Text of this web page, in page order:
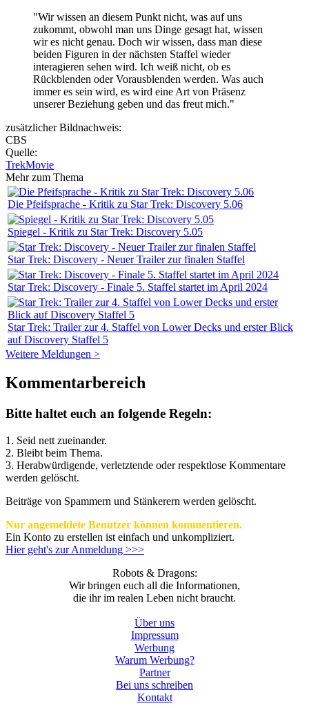
"Wir wissen an diesem Punkt nicht, was auf uns
zukommt, obwohl man uns Dinge gesagt hat, wissen
wir es nicht genau. Doch wir wissen, dass man diese
beiden Figuren in der nächsten Staffel wieder
interagieren sehen wird. Ich weiß nicht, ob es
Rückblenden oder Vorausblenden werden. Was auch
immer es sein wird, es wird eine Art von Präsenz
unserer Beziehung geben und das freut mich."
zusätzlicher Bildnachweis:
CBS
Quelle:
TrekMovie
Mehr zum Thema
Die Pfeifsprache - Kritik zu Star Trek: Discovery 5.06
Spiegel - Kritik zu Star Trek: Discovery 5.05
Star Trek: Discovery - Neuer Trailer zur finalen Staffel
Star Trek: Discovery - Finale 5. Staffel startet im April 2024
Star Trek: Trailer zur 4. Staffel von Lower Decks und erster Blick
auf Discovery Staffel 5
Weitere Meldungen >
Kommentarbereich
Bitte haltet euch an folgende Regeln:
1. Seid nett zueinander.
2. Bleibt beim Thema.
3. Herabwürdigende, verletztende oder respektlose Kommentare
werden gelöscht.
Beiträge von Spammern und Stänkerern werden gelöscht.
Nur angemeldete Benutzer können kommentieren.
Ein Konto zu erstellen ist einfach und unkompliziert.
Hier geht's zur Anmeldung >>>
Robots & Dragons:
Wir bringen euch all die Informationen,
die ihr im realen Leben nicht braucht.
Über uns
Impressum
Werbung
Warum Werbung?
Partner
Bei uns schreiben
Kontakt